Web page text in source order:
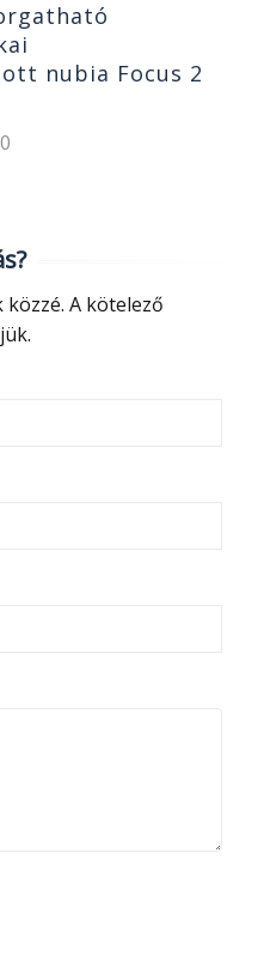
nubia Focus 2
0
közzé. A kötelező